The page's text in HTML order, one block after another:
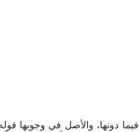
دونها، والأصل في وجوبها